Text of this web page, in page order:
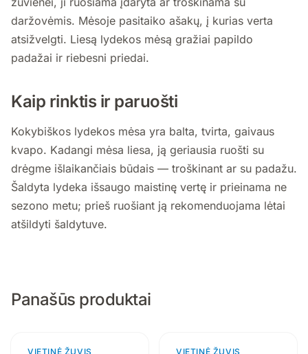
daržovėmis. Mėsoje pasitaiko ašakų, į kurias verta
atsižvelgti. Liesą lydekos mėsą gražiai papildo
padažai ir riebesni priedai.
Kaip rinktis ir paruošti
Kokybiškos lydekos mėsa yra balta, tvirta, gaivaus
kvapo. Kadangi mėsa liesa, ją geriausia ruošti su
drėgme išlaikančiais būdais — troškinant ar su padažu.
Šaldyta lydeka išsaugo maistinę vertę ir prieinama ne
sezono metu; prieš ruošiant ją rekomenduojama lėtai
atšildyti šaldytuve.
Panašūs produktai
3 produktai
VIETINĖ ŽUVIS 4 produktai
VIETINĖ ŽUVIS